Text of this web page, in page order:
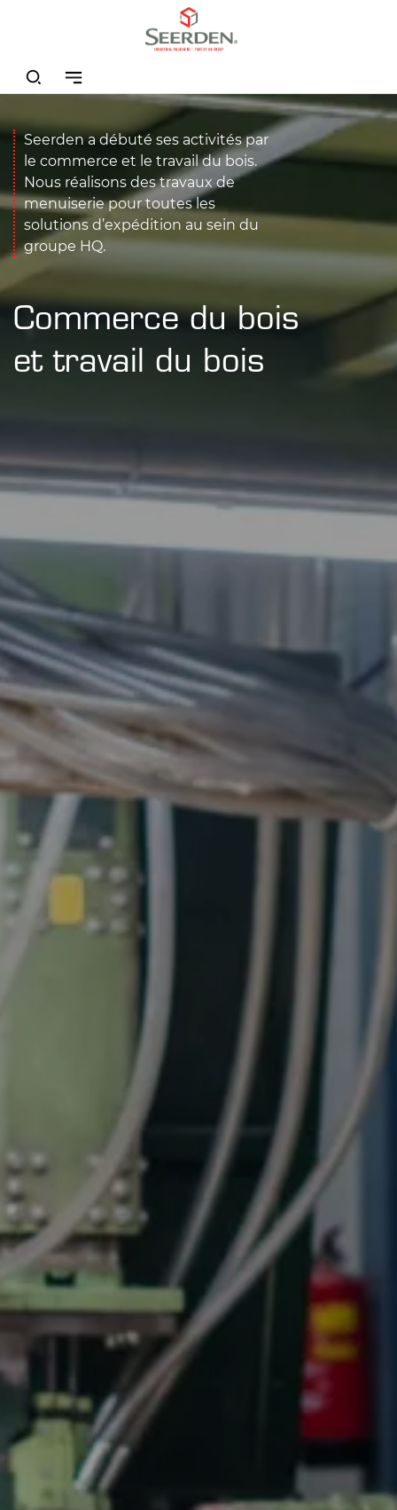
Seerden a débuté ses activités par
le commerce et le travail du bois.
Nous réalisons des travaux de
menuiserie pour toutes les
solutions d’expédition au sein du
groupe HQ.
Commerce du bois
et travail du bois